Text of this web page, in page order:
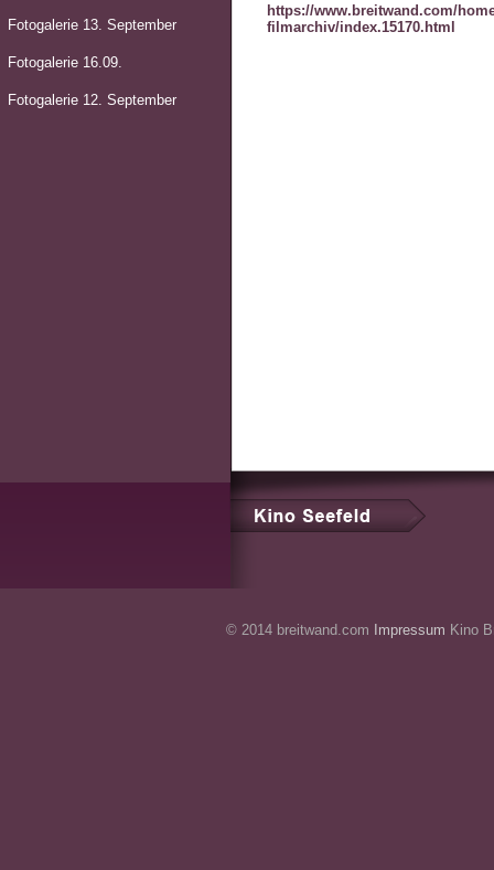
Fotogalerie 13. September
Fotogalerie 16.09.
Fotogalerie 12. September
https://www.breitwand.com/
filmarchiv/index.15170.html
© 2014 breitwand.com Impressum Kino